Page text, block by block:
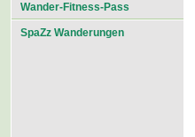
Wander-Fitness-Pass
SpaZz Wanderungen